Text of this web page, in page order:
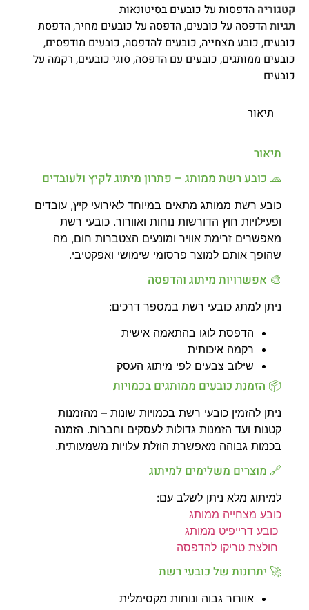
קטגוריה הדפסות על כובעים בסיטונאות
תגיותהדפסה על כובעים,הדפסה על כובעים מחיר,הדפסת
כובעים, כובע מצחייה, כובעים להדפסה, כובעים מודפסים,
כובעים ממותגים, כובעים עם הדפסה,סוגי כובעים, רקמה על
כובעים
תיאור
תיאור
🧢 כובע רשת ממותג – פתרון מיתוג לקיץ ולעובדים
כובע רשת ממותג מתאים במיוחד לאירועי קיץ, עובדים
ופעילויות חוץ הדורשות נוחות ואוורור. כובעי רשת
מאפשרים זרימת אוויר ומונעים הצטברות חום, מה
שהופך אותם למוצר פרסומי שימושי ואפקטיבי.
🎨 אפשרויות מיתוג והדפסה
ניתן למתג כובעי רשת במספר דרכים:
הדפסת לוגו בהתאמה אישית
רקמה איכותית
שילוב צבעים לפי מיתוג העסק
📦 הזמנת כובעים ממותגים בכמויות
ניתן להזמין כובעי רשת בכמויות שונות – מהזמנות
קטנות ועד הזמנות גדולות לעסקים וחברות. הזמנה
בכמות גבוהה מאפשרת הוזלת עלויות משמעותית.
🔗 מוצרים משלימים למיתוג
למיתוג מלא ניתן לשלב עם:
כובע מצחייה ממותג
כובע דרייפיט ממותג
חולצת טריקו להדפסה
🚀 יתרונות של כובעי רשת
אוורור גבוה ונוחות מקסימלית